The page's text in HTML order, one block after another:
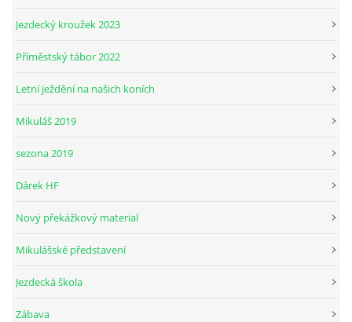
ČLENOVÉ JK CABALLERO Z RYCHVALDU
PODZIMNÍ BRIGÁDA 4.10.2025
Jezdecký kroužek 2023
Příměstský tábor 2022
Letní ježdění na našich koních
Mikuláš 2019
sezona 2019
Dárek HF
Nový překážkový material
Mikulášské představení
Jezdecká škola
Zábava